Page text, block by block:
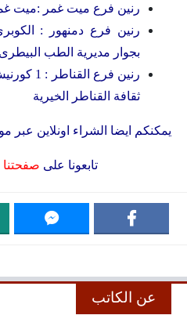
رنين فرع ميت غمر :ميت
رنين فرع دمنهور :
بجوار مديرية الطب البيطرى
رنين فرع
ثقافة القناطر الخيرية
يمكنكم ايضا الشراء اونلاين عبر
تابعونا على
عن الكاتب